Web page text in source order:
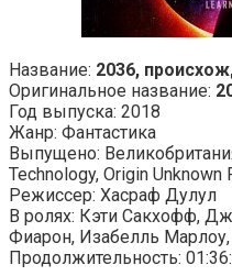
Название: 2036,
Оригинальное название:
Год выпуска: 2018
Жанр: Фантастика
Выпущено:
Technology, Origin Unknown
Режиссер: Хасраф Дулул
В ролях: Кэти Сакхофф,
Фиарон, Изабелль
Продолжительность: